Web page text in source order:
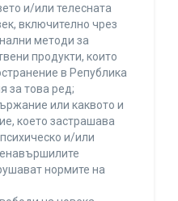
и/или телесната
включително чрез
методи за
продукти, които
в Република
за това ред;
или каквото и
което застрашава
и/или
нормите на